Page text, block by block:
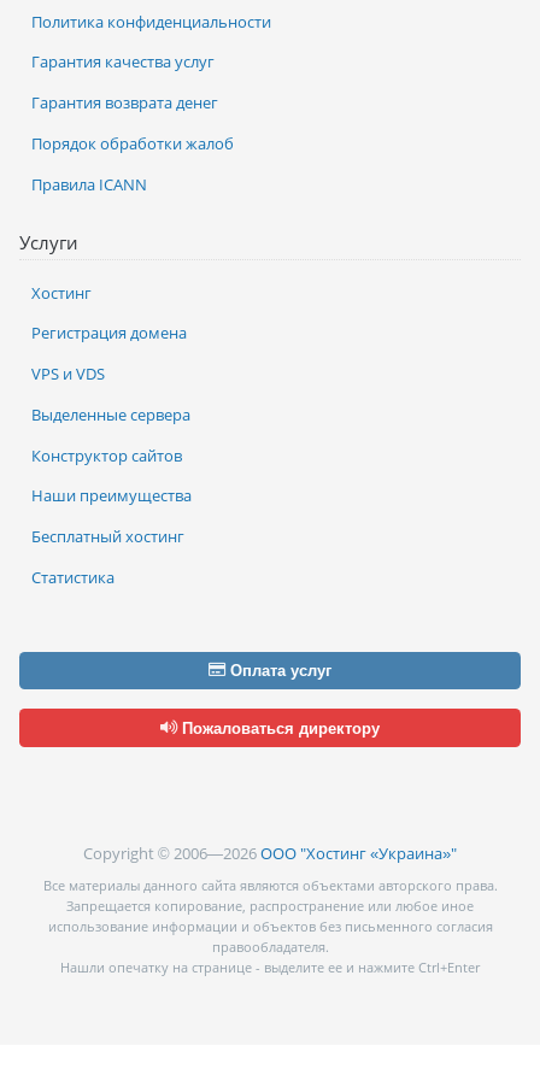
Услуги
Хостинг
Регистрация домена
VPS и VDS
Выделенные сервера
Конструктор сайтов
Наши преимущества
Бесплатный хостинг
Статистика
Политика конфиденциальности
Гарантия качества услуг
Гарантия возврата денег
Порядок обработки жалоб
Правила ICANN
Оплата услуг
Пожаловаться директору
Copyright © 2006—2026ООО "Хостинг «Украина»"
Все материалы данного сайта являются объектами авторского права.
Запрещается копирование, распространение или любое иное
использование информации и объектов без письменного согласия
правообладателя.
Нашли опечатку на странице - выделите ее и нажмите Ctrl+Enter